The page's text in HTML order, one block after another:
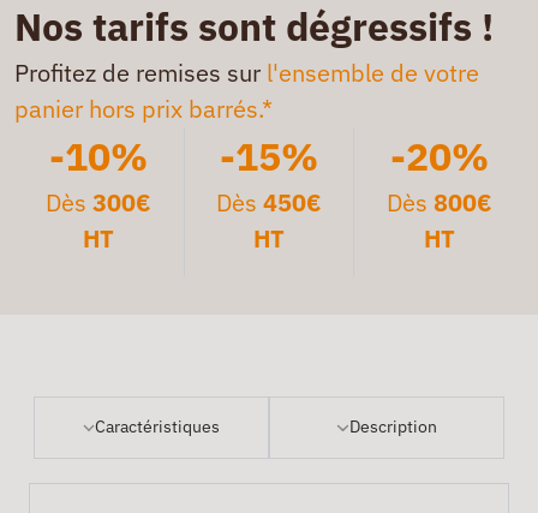
Nos tarifs sont dégressifs !
Profitez de remises sur l'ensemble de votre
panier hors prix barrés.*
-10%
Dès300€
HT
-15%
Dès 450€
HT
-20%
Dès 800€
HT
Caractéristiques Description